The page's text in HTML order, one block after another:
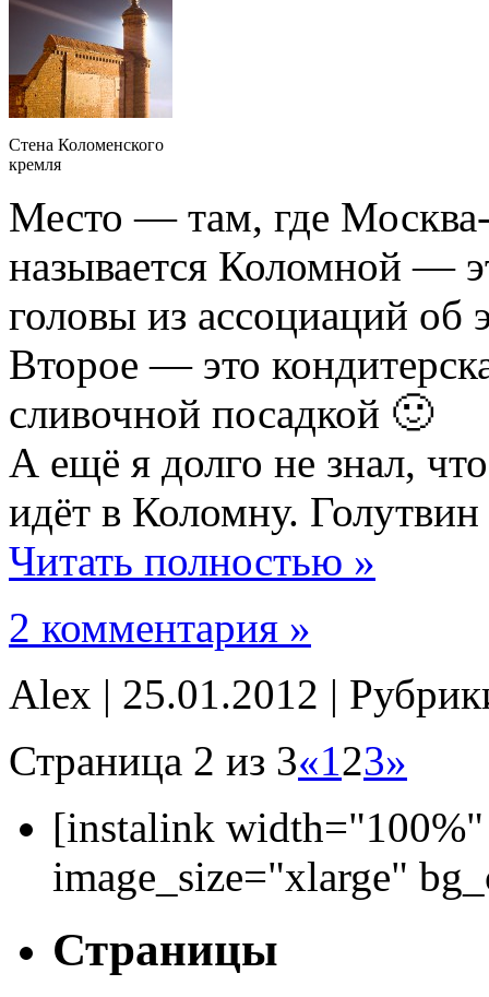
Стена Коломенского
кремля
Место — там, где
называется Коломной —
головы из ассоциаций об
Второе — это
сливочной посадкой 🙂
А ещё я долго не знал,
идёт в Коломну.
Читать полностью »
2 комментария »
Alex | 25.01.2012 |
Страница 2 из 3«123»
[instalink
image_size="xlarge"
Страницы